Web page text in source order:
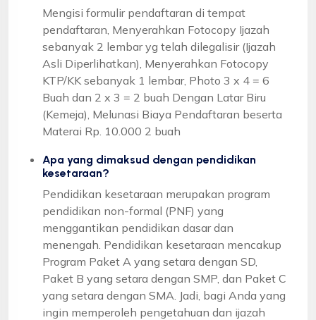
Mengisi formulir pendaftaran di tempat
pendaftaran, Menyerahkan Fotocopy Ijazah
sebanyak 2 lembar yg telah dilegalisir (Ijazah
Asli Diperlihatkan), Menyerahkan Fotocopy
KTP/KK sebanyak 1 lembar, Photo 3 x 4 = 6
Buah dan 2 x 3 = 2 buah Dengan Latar Biru
(Kemeja), Melunasi Biaya Pendaftaran beserta
Materai Rp. 10.000 2 buah
Apa yang dimaksud dengan pendidikan
kesetaraan?
Pendidikan kesetaraan merupakan program
pendidikan non-formal (PNF) yang
menggantikan pendidikan dasar dan
menengah. Pendidikan kesetaraan mencakup
Program Paket A yang setara dengan SD,
Paket B yang setara dengan SMP, dan Paket C
yang setara dengan SMA. Jadi, bagi Anda yang
ingin memperoleh pengetahuan dan ijazah